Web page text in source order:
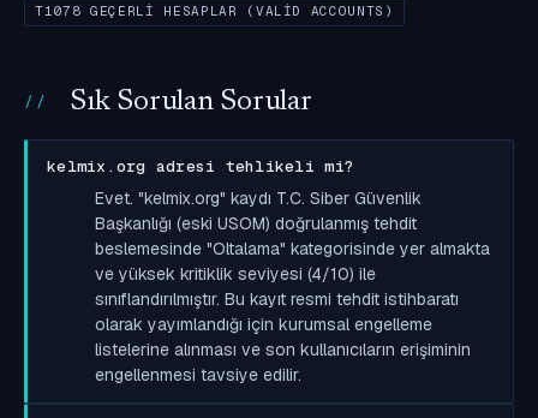
T1078 GEÇERLI HESAPLAR (VALID ACCOUNTS)
Sık Sorulan Sorular
kelmix.org adresi tehlikeli mi?
Evet. "kelmix.org" kaydı T.C. Siber Güvenlik
Başkanlığı (eski USOM) doğrulanmış tehdit
beslemesinde "Oltalama" kategorisinde yer almakta
ve yüksek kritiklik seviyesi (4/10) ile
sınıflandırılmıştır. Bu kayıt resmi tehdit istihbaratı
olarak yayımlandığı için kurumsal engelleme
listelerine alınması ve son kullanıcıların erişiminin
engellenmesi tavsiye edilir.